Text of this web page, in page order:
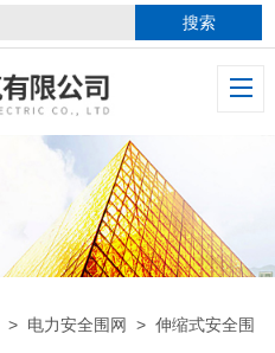
> 电力安全围网 >伸缩式安全围